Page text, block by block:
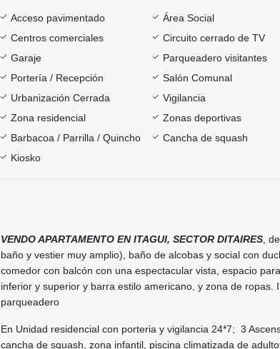
Acceso pavimentado Área Social
Centros comerciales
Circuito cerrado de TV
Garaje
Parqueadero visitantes
Portería / Recepción
Salón Comunal
Urbanización Cerrada
Vigilancia
Zona residencial
Zonas deportivas
Barbacoa / Parrilla / Quincho
Cancha de squash
Kiosko
VENDO APARTAMENTO EN ITAGUI, SECTOR DITAIRES ,
baño y vestier muy amplio), baño de alcobas y social con
comedor con balcón con una espectacular vista, espacio
inferior y superior y barra estilo americano, y zona de ropas.
parqueadero
En Unidad residencial con porteria y vigilancia 24*7; 3
cancha de squash, zona infantil, piscina climatizada de